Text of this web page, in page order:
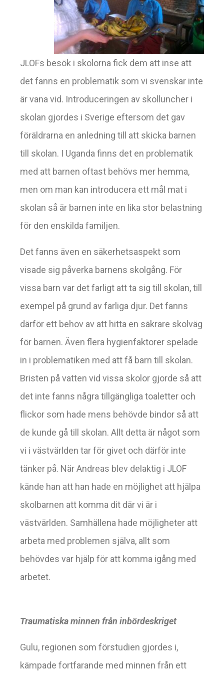
JLOFs besök i skolorna fick dem att inse att
det fanns en problematik som vi svenskar inte
är vana vid. Introduceringen av skolluncher i
skolan gjordes i Sverige eftersom det gav
föräldrarna en anledning till att skicka barnen
till skolan. I Uganda finns det en problematik
med att barnen oftast behövs mer hemma,
men om man kan introducera ett mål mat i
skolan så är barnen inte en lika stor belastning
för den enskilda familjen.
Det fanns även en säkerhetsaspekt som
visade sig påverka barnens skolgång. För
vissa barn var det farligt att ta sig till skolan, till
exempel på grund av farliga djur. Det fanns
därför ett behov av att hitta en säkrare skolväg
för barnen. Även flera hygienfaktorer spelade
in i problematiken med att få barn till skolan.
Bristen på vatten vid vissa skolor gjorde så att
det inte fanns några tillgängliga toaletter och
flickor som hade mens behövde bindor så att
de kunde gå till skolan. Allt detta är något som
vi i västvärlden tar för givet och därför inte
tänker på. När Andreas blev delaktig i JLOF
kände han att han hade en möjlighet att hjälpa
skolbarnen att komma dit där vi är i
västvärlden. Samhällena hade möjligheter att
arbeta med problemen själva, allt som
behövdes var hjälp för att komma igång med
arbetet.
Traumatiska minnen från inbördeskriget
Gulu, regionen som förstudien gjordes i,
kämpade fortfarande med minnen från ett